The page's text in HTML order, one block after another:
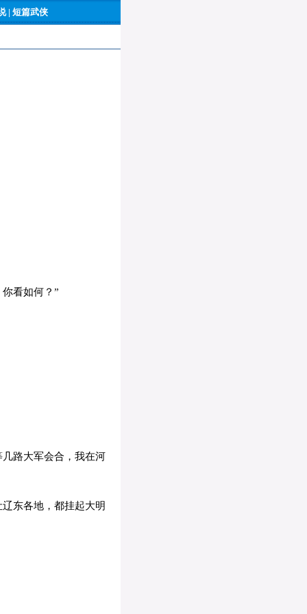
| 短篇武侠
看如何？”
路大军会合，我在河
东各地，都挂起大明